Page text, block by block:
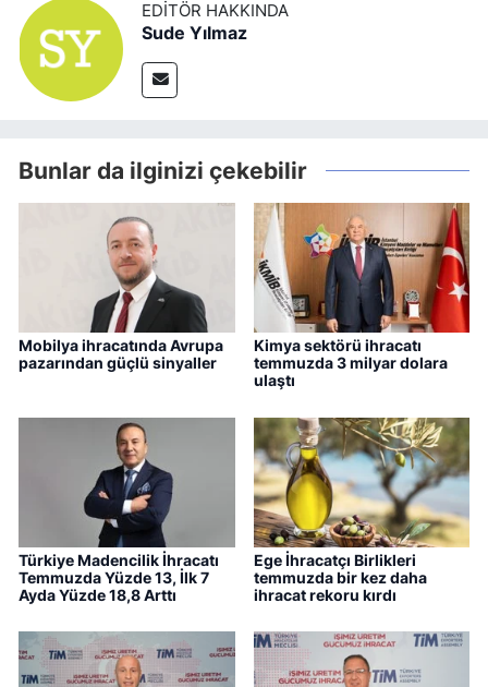
EDITÖR HAKKINDA
Sude Yılmaz
Bunlar da ilginizi çekebilir
Mobilya ihracatında Avrupa
pazarından güçlü sinyaller
Kimya sektörü ihracatı
temmuzda 3 milyar dolara
ulaştı
Türkiye Madencilik İhracatı
Temmuzda Yüzde 13, İlk 7
Ayda Yüzde 18,8 Arttı
Ege İhracatçı Birlikleri
temmuzda bir kez daha
ihracat rekoru kırdı